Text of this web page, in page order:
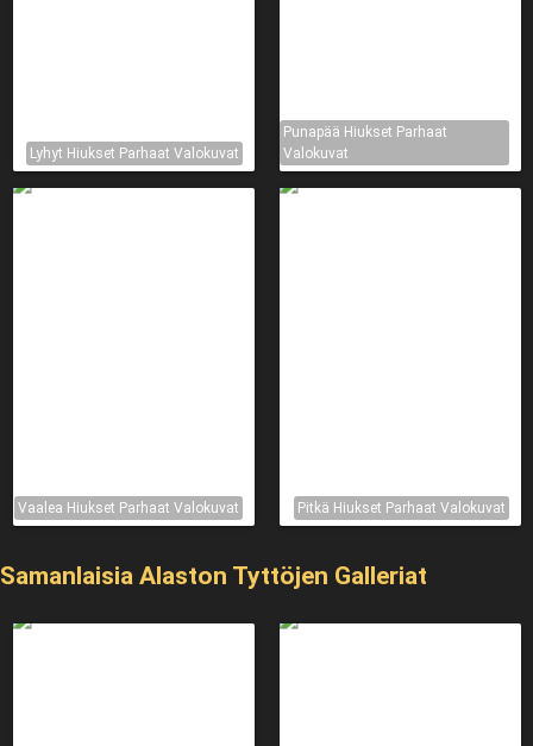
Lyhyt Hiukset Parhaat Valokuvat
Punapää Hiukset Parhaat
Valokuvat
Vaalea Hiukset Parhaat Valokuvat Pitkä Hiukset Parhaat Valokuvat
Samanlaisia ​​Alaston Tyttöjen Galleriat